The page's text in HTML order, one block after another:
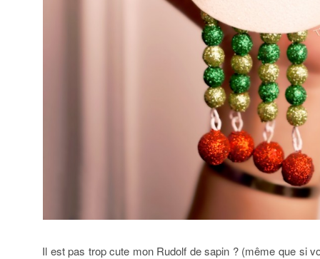
Il est pas trop cute mon Rudolf de sapin ? (même que si